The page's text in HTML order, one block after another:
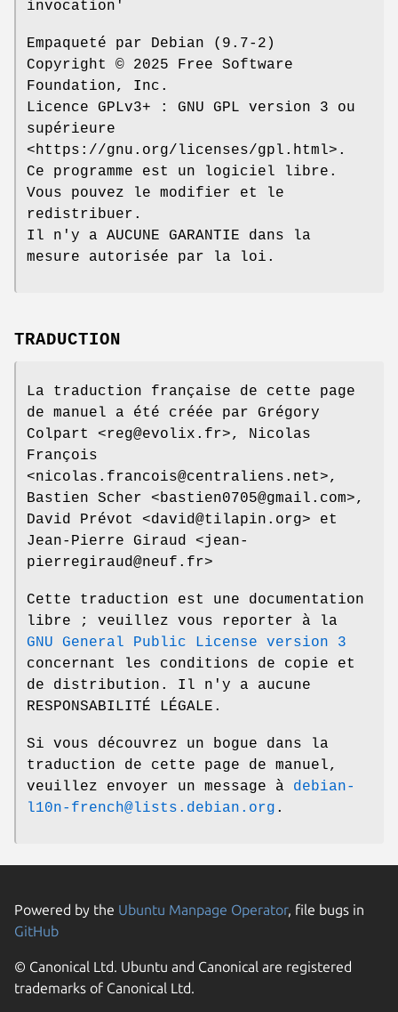
invocation'
Empaqueté par Debian (9.7-2)
Copyright © 2025 Free Software
Foundation, Inc.
Licence GPLv3+ : GNU GPL version 3 ou
supérieure
<https://gnu.org/licenses/gpl.html>.
Ce programme est un logiciel libre.
Vous pouvez le modifier et le
redistribuer.
Il n'y a AUCUNE GARANTIE dans la
mesure autorisée par la loi.
TRADUCTION
La traduction française de cette page
de manuel a été créée par Grégory
Colpart <reg@evolix.fr>, Nicolas
François
<nicolas.francois@centraliens.net>,
Bastien Scher <bastien0705@gmail.com>,
David Prévot <david@tilapin.org> et
Jean-Pierre Giraud <jean-
pierregiraud@neuf.fr>
Cette traduction est une documentation
libre ; veuillez vous reporter à la
GNU General Public License version 3
concernant les conditions de copie et
de distribution. Il n'y a aucune
RESPONSABILITÉ LÉGALE.
Si vous découvrez un bogue dans la
traduction de cette page de manuel,
veuillez envoyer un message à debian-
l10n-french@lists.debian.org .
Powered by the Ubuntu Manpage Operator, file bugs in
GitHub
© Canonical Ltd. Ubuntu and Canonical are registered
trademarks of Canonical Ltd.